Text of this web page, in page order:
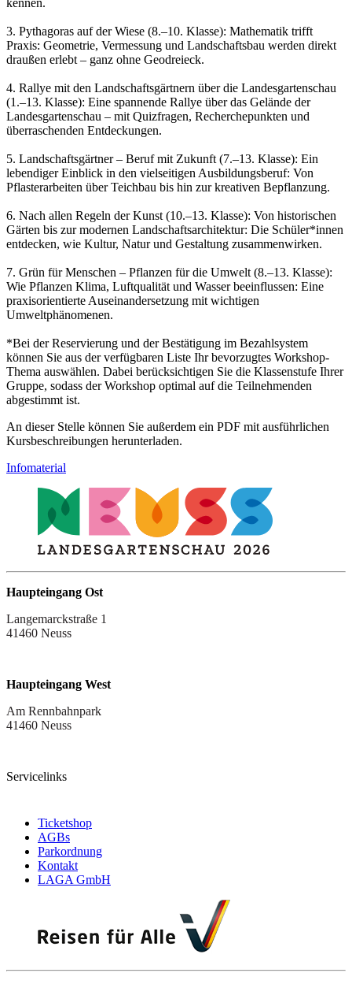
3. Pythagoras auf der Wiese (8.–10. Klasse): Mathematik trifft
Praxis: Geometrie, Vermessung und Landschaftsbau werden direkt
draußen erlebt – ganz ohne Geodreieck.
4. Rallye mit den Landschaftsgärtnern über die Landesgartenschau
(1.–13. Klasse): Eine spannende Rallye über das Gelände der
Landesgartenschau – mit Quizfragen, Recherchepunkten und
überraschenden Entdeckungen.
5. Landschaftsgärtner – Beruf mit Zukunft (7.–13. Klasse): Ein
lebendiger Einblick in den vielseitigen Ausbildungsberuf: Von
Pflasterarbeiten über Teichbau bis hin zur kreativen Bepflanzung.
6. Nach allen Regeln der Kunst (10.–13. Klasse): Von historischen
Gärten bis zur modernen Landschaftsarchitektur: Die Schüler*innen
entdecken, wie Kultur, Natur und Gestaltung zusammenwirken.
7. Grün für Menschen – Pflanzen für die Umwelt (8.–13. Klasse):
Wie Pflanzen Klima, Luftqualität und Wasser beeinflussen: Eine
praxisorientierte Auseinandersetzung mit wichtigen
Umweltphänomenen.
*Bei der Reservierung und der Bestätigung im Bezahlsystem
können Sie aus der verfügbaren Liste Ihr bevorzugtes Workshop-
Thema auswählen. Dabei berücksichtigen Sie die Klassenstufe Ihrer
Gruppe, sodass der Workshop optimal auf die Teilnehmenden
abgestimmt ist.
An dieser Stelle können Sie außerdem ein PDF mit ausführlichen
Kursbeschreibungen herunterladen.
Infomaterial
Haupteingang Ost
Langemarckstraße 1
41460 Neuss
Haupteingang West
Am Rennbahnpark
41460 Neuss
Servicelinks
Ticketshop
AGBs
Parkordnung
Kontakt
LAGA GmbH